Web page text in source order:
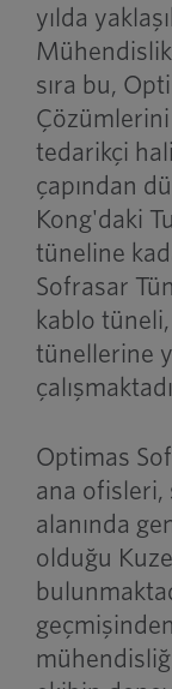
yılda
Mühendislik
sıra bu,
tedarikçi
çapından
Kong'daki
tüneline
Sofrasar
kablo
tünellerine
Optimas
ana ofisleri,
alanında
olduğu